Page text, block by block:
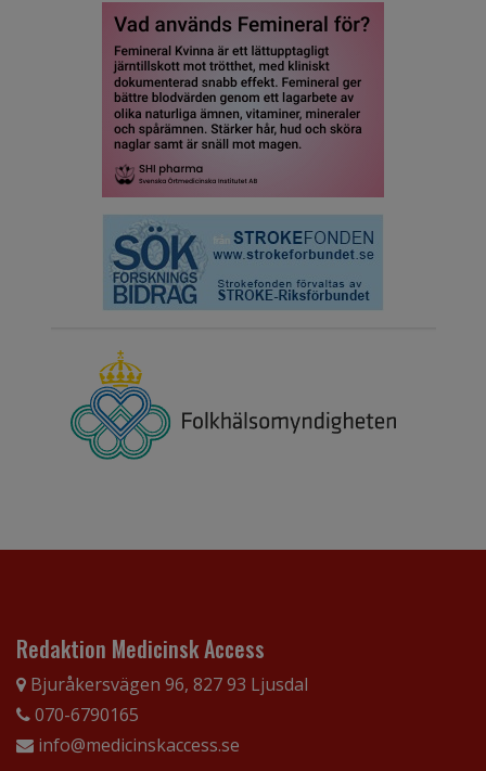
Redaktion Medicinsk Access
Bjuråkersvägen 96, 827 93 Ljusdal
070-6790165
info@medicinskaccess.se